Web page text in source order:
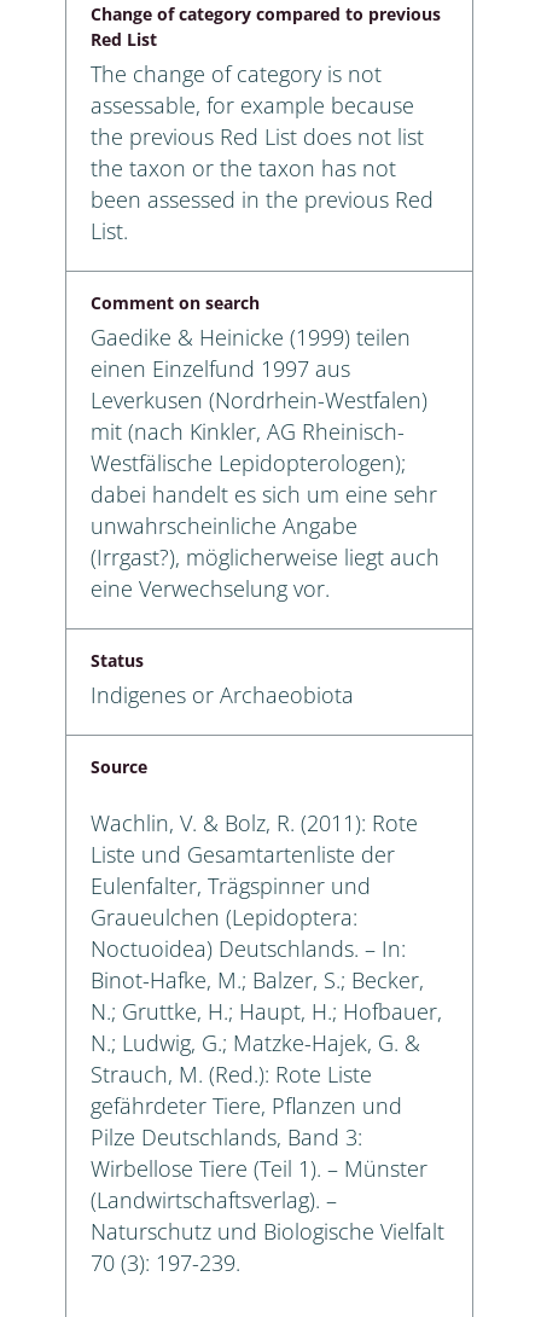
Change of category compared to previous
Red List
The change of category is not
assessable, for example because
the previous Red List does not list
the taxon or the taxon has not
been assessed in the previous Red
List.
Comment on search
Gaedike & Heinicke (1999) teilen
einen Einzelfund 1997 aus
Leverkusen (Nordrhein-Westfalen)
mit (nach Kinkler, AG Rheinisch-
Westfälische Lepidopterologen);
dabei handelt es sich um eine sehr
unwahrscheinliche Angabe
(Irrgast?), möglicherweise liegt auch
eine Verwechselung vor.
Status
Indigenes or Archaeobiota
Source
Wachlin, V. & Bolz, R. (2011): Rote
Liste und Gesamtartenliste der
Eulenfalter, Trägspinner und
Graueulchen (Lepidoptera:
Noctuoidea) Deutschlands. – In:
Binot-Hafke, M.; Balzer, S.; Becker,
N.; Gruttke, H.; Haupt, H.; Hofbauer,
N.; Ludwig, G.; Matzke-Hajek, G. &
Strauch, M. (Red.): Rote Liste
gefährdeter Tiere, Pflanzen und
Pilze Deutschlands, Band 3:
Wirbellose Tiere (Teil 1). – Münster
(Landwirtschaftsverlag). –
Naturschutz und Biologische Vielfalt
70 (3): 197-239.